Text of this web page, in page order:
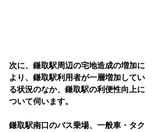
次に、鎌取駅周辺の宅地造成の増加に
より、鎌取駅利用者が一層増加してい
る状況のなか、鎌取駅の利便性向上に
ついて伺います。
鎌取駅南口のバス乗場、一般車・タク